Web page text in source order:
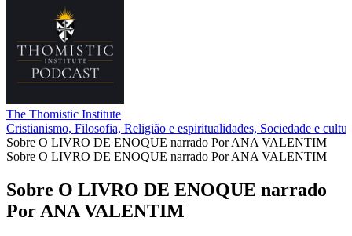
The Thomistic Institute
Cristianismo, Filosofia, Religião e espiritualidades, Sociedade e
Sobre O LIVRO DE ENOQUE narrado Por ANA VALENTIM
Sobre O LIVRO DE ENOQUE narrado Por ANA VALENTIM
Sobre O LIVRO DE ENOQUE narrado
Por ANA VALENTIM